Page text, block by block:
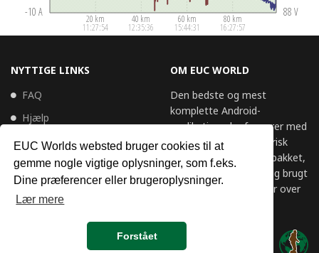
EUC Worlds websted bruger cookies til at
gemme nogle vigtige oplysninger, som f.eks.
Dine præferencer eller brugeroplysninger.
Lær mere
Forstået
NYTTIGE LINKS
FAQ
Hjælp
Vilkår for brug
Fortrolighedspolitik
Cookiepolitik
OM EUC WORLD
Den bedste og mest
komplette Android-
applikation, der fungerer med
enhver moderne elektrisk
enhedscykel. Feature-pakket,
højt vurderet, elsket og brugt
hver dag af EUC-bruger over
2019-2025 © Alle rettigheder